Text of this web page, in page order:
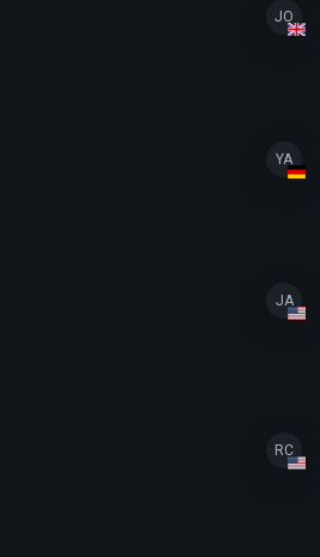
JO
YA
JA
RC